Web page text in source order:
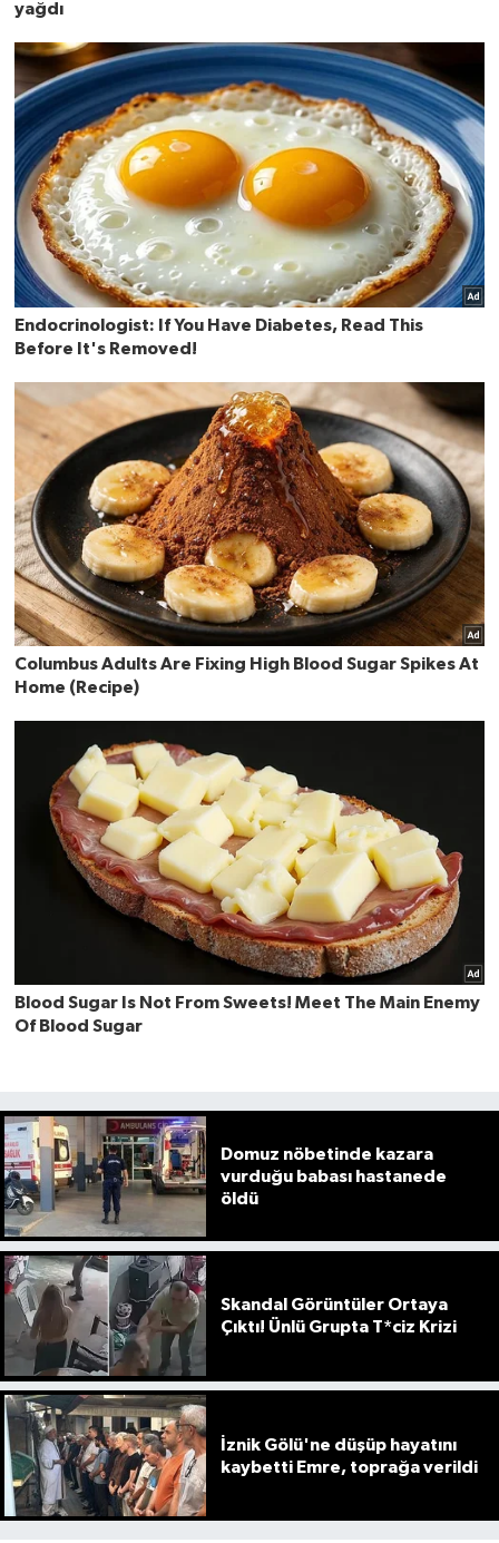
Domuz nöbetinde kazara
vurduğu babası hastanede
öldü
Skandal Görüntüler Ortaya
Çıktı! Ünlü Grupta T*ciz Krizi
İznik Gölü'ne düşüp hayatını
kaybetti Emre, toprağa verildi